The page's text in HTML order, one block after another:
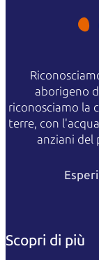
aborigeno
riconosciamo la
terre, con
anziani del
Scopri di più